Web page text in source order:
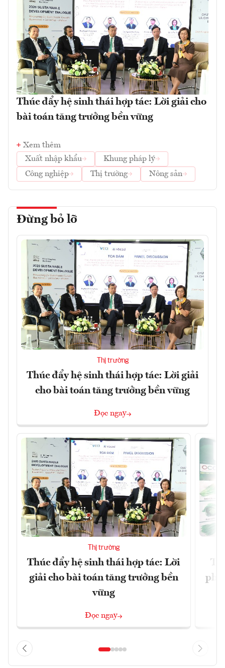
Thúc đẩy hệ sinh thái hợp tác: Lời giải cho
bài toán tăng trưởng bền vững
Xem thêm
Xuất nhập khẩu
Khung pháp lý
Công nghiệp
Thị trường Nông sản
Đừng bỏ lỡ
Thị trường
Thúc đẩy hệ sinh thái hợp tác: Lời giải
cho bài toán tăng trưởng bền vững
Đọc ngay
Thị trường
Thúc đẩy hệ sinh thái hợp tác: Lời
giải cho bài toán tăng trưởng bền
vững
Đọc ngay